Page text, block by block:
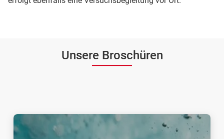
Unsere Broschüren